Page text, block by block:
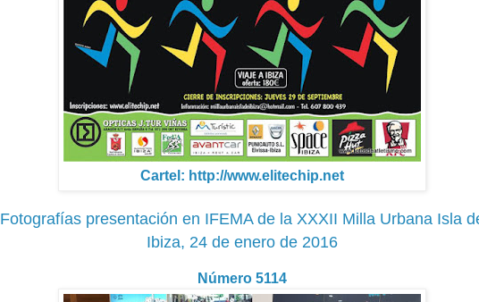
Cartel: http://www.elitechip.net
Fotografías presentación en IFEMA de la XXXII Milla Urbana Isla
Ibiza, 24 de enero de 2016
Número 5114